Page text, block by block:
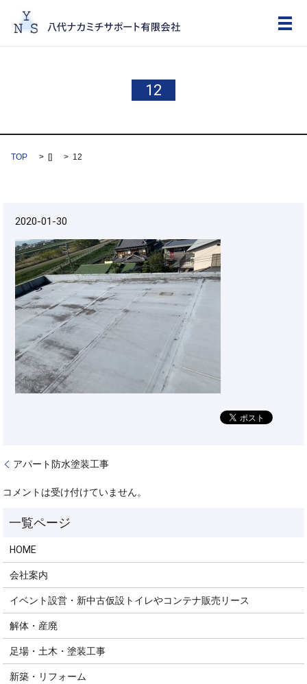
メ
12
TOP [] 12
2020-01-30
アパート防水塗装工事
コメントは受け付けていません。
HOME
会社案内
イベント設営・新中古仮設トイレやコンテナ販売リース
解体・産廃
足場・土木・塗装工事
新築・リフォーム